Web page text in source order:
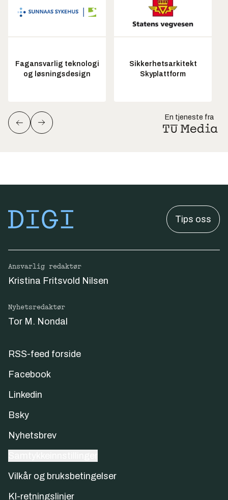
Fagansvarlig teknologi
og løsningsdesign
Sikkerhetsarkitekt
Skyplattform
En tjeneste fra
Tips oss
Ansvarlig redaktør
Kristina Fritsvold Nilsen
Nyhetsredaktør
Tor M. Nondal
RSS-feed forside
Facebook
Linkedin
Bsky
Nyhetsbrev
Vilkår og bruksbetingelser
KI-retningslinjer